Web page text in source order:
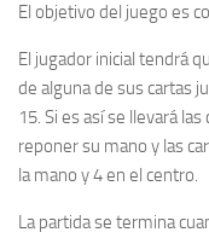
El objetivo del juego es
El jugador inicial tendrá
de alguna de sus cartas
15. Si es así se llevará
reponer su mano y las
la mano y 4 en el centro.
La partida se termina